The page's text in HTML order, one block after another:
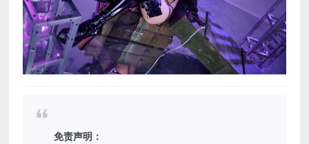
免责声明：